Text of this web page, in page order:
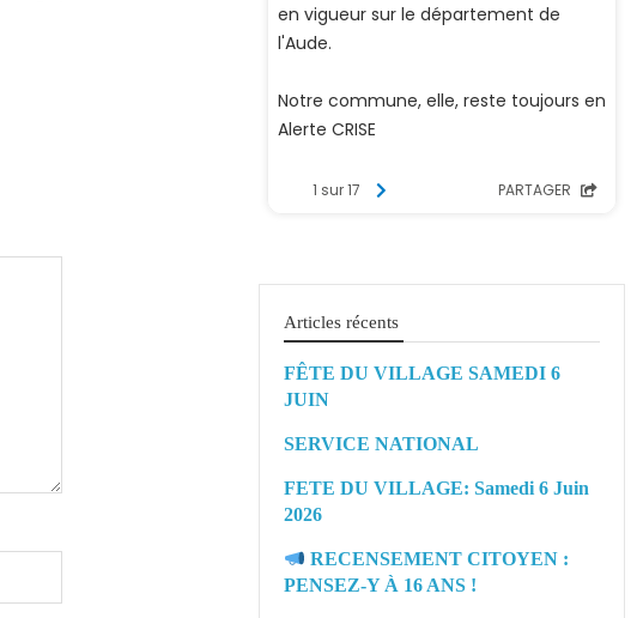
Articles récents
FÊTE DU VILLAGE SAMEDI 6
JUIN
SERVICE NATIONAL
FETE DU VILLAGE: Samedi 6 Juin
2026
RECENSEMENT CITOYEN :
PENSEZ-Y À 16 ANS !